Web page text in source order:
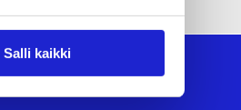
Salli kaikki